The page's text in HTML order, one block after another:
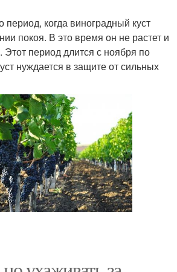
период, когда виноградный куст
покоя. В это время он не растет и
Этот период длится с ноября по
нуждается в защите от сильных